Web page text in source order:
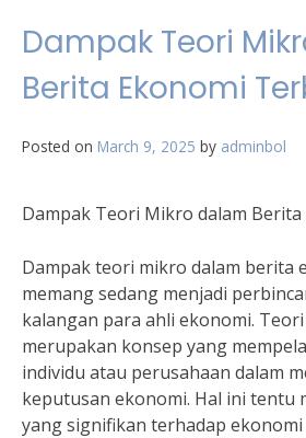
Dampak Teori
Berita Ekonomi
Posted on March 9, 2025 by adminbol
Dampak Teori Mikro dalam
Dampak teori mikro dalam berita
memang sedang menjadi
kalangan para ahli ekonomi.
merupakan konsep yang
individu atau perusahaan dalam
keputusan ekonomi. Hal ini tentu
yang signifikan terhadap ekonomi